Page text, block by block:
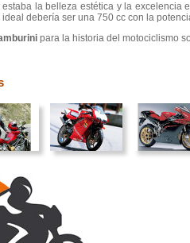
la belleza estética y la
debería ser una 750 cc con la
para la historia del motociclismo